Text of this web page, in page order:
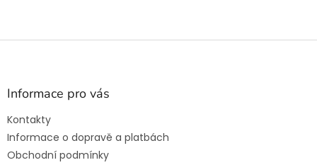
Z
Informace pro vás
Kontakty
Informace o dopravě a platbách
Obchodní podmínky